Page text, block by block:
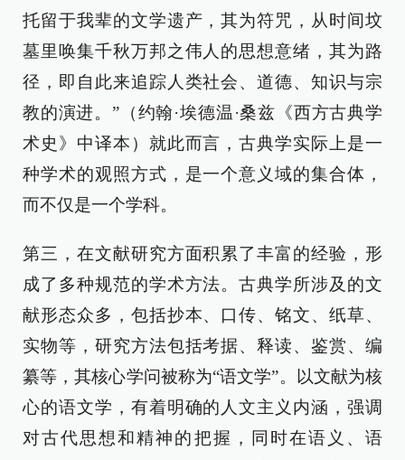
托留于我辈的文学遗产，其为符咒，从时间坟
墓里唤集千秋万邦之伟人的思想意绪，其为路
径，即自此来追踪人类社会、道德、知识与宗
教的演进。”（约翰·埃德温·桑兹《西方古典学
术史》中译本）就此而言，古典学实际上是一
种学术的观照方式，是一个意义域的集合体，
而不仅是一个学科。
第三，在文献研究方面积累了丰富的经验，形
成了多种规范的学术方法。古典学所涉及的文
献形态众多，包括抄本、口传、铭文、纸草、
实物等，研究方法包括考据、释读、鉴赏、编
纂等，其核心学问被称为“语文学”。以文献为核
心的语文学，有着明确的人文主义内涵，强调
对古代思想和精神的把握，同时在语义、语